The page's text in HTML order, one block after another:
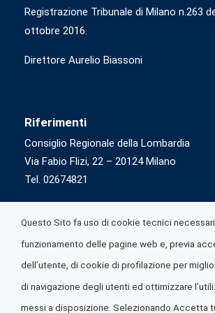
Registrazione Tribunale di Milano n.263
ottobre 2016.
Direttore Aurelio Biassoni
Riferimenti
Consiglio Regionale della Lombardia
Via Fabio Flizi, 22 – 20124 Milano
Tel. 02674821
Questo Sito fa uso di cookie tecnici
funzionamento delle pagine web e, previa
dell’utente, di cookie di profilazione per
di navigazione degli utenti ed ottimizzare
messi a disposizione. Selezionando Accetta